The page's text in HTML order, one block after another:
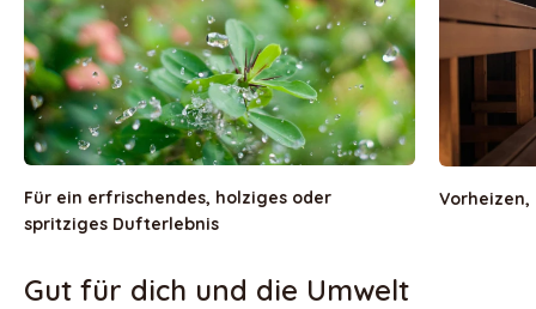
Für ein erfrischendes, holziges oder
spritziges Dufterlebnis
Gut für dich und die Umwelt